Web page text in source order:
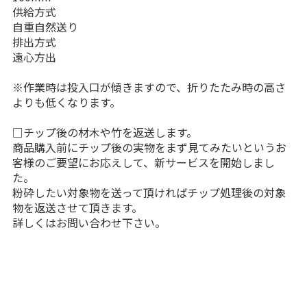
供給方式
自重自然送り
排出方式
遠心方出
※作業時は投入口が傾きますので、折りたたみ時の高さ
よりも低くなります。
□チップ後の材木や竹を返送します。
商品購入前にチップ後の実物をまず見てみたいというお
客様のご要望にお応えして、新サービスを開始しまし
た。
粉砕したい対象物を送って頂ければチップ処理後の対象
物を返送させて頂きます。
詳しくはお問い合わせ下さい。